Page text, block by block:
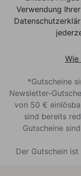
Verwendung
Wie
*Gutscheine
Newsletter-
von 50 €
sind bereits
Gutscheine
Der Gutschein